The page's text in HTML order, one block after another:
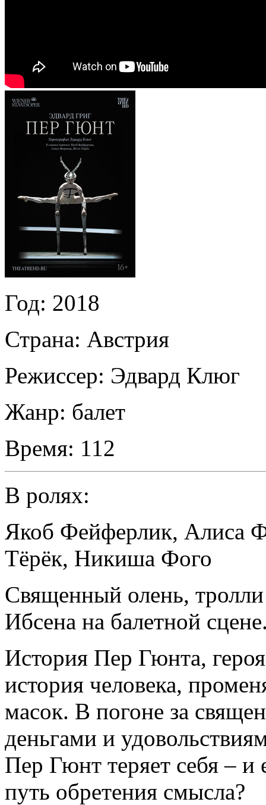
Год: 2018
Страна: Австрия
Режиссер: Эдвард Клюг
Жанр: балет
Время: 112
В ролях:
Якоб Фейферлик, Алиса
Тёрёк, Никиша Фого
Священный олень,
Ибсена на балетной
История Пер Гюнта,
история человека,
масок. В погоне за
деньгами и
Пер Гюнт теряет себя – и
путь обретения смысла?